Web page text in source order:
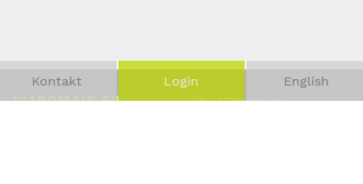
Kontakt Login English
123DOMAIN.EU
Über 123domain.eu